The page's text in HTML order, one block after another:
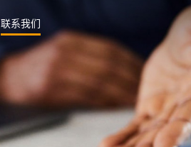
联系我们